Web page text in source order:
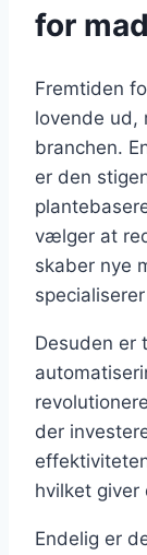
for
Fremtiden
lovende ud,
branchen.
er den
vælger at
skaber nye
Desuden er
der
hvilket giver
Endelig er